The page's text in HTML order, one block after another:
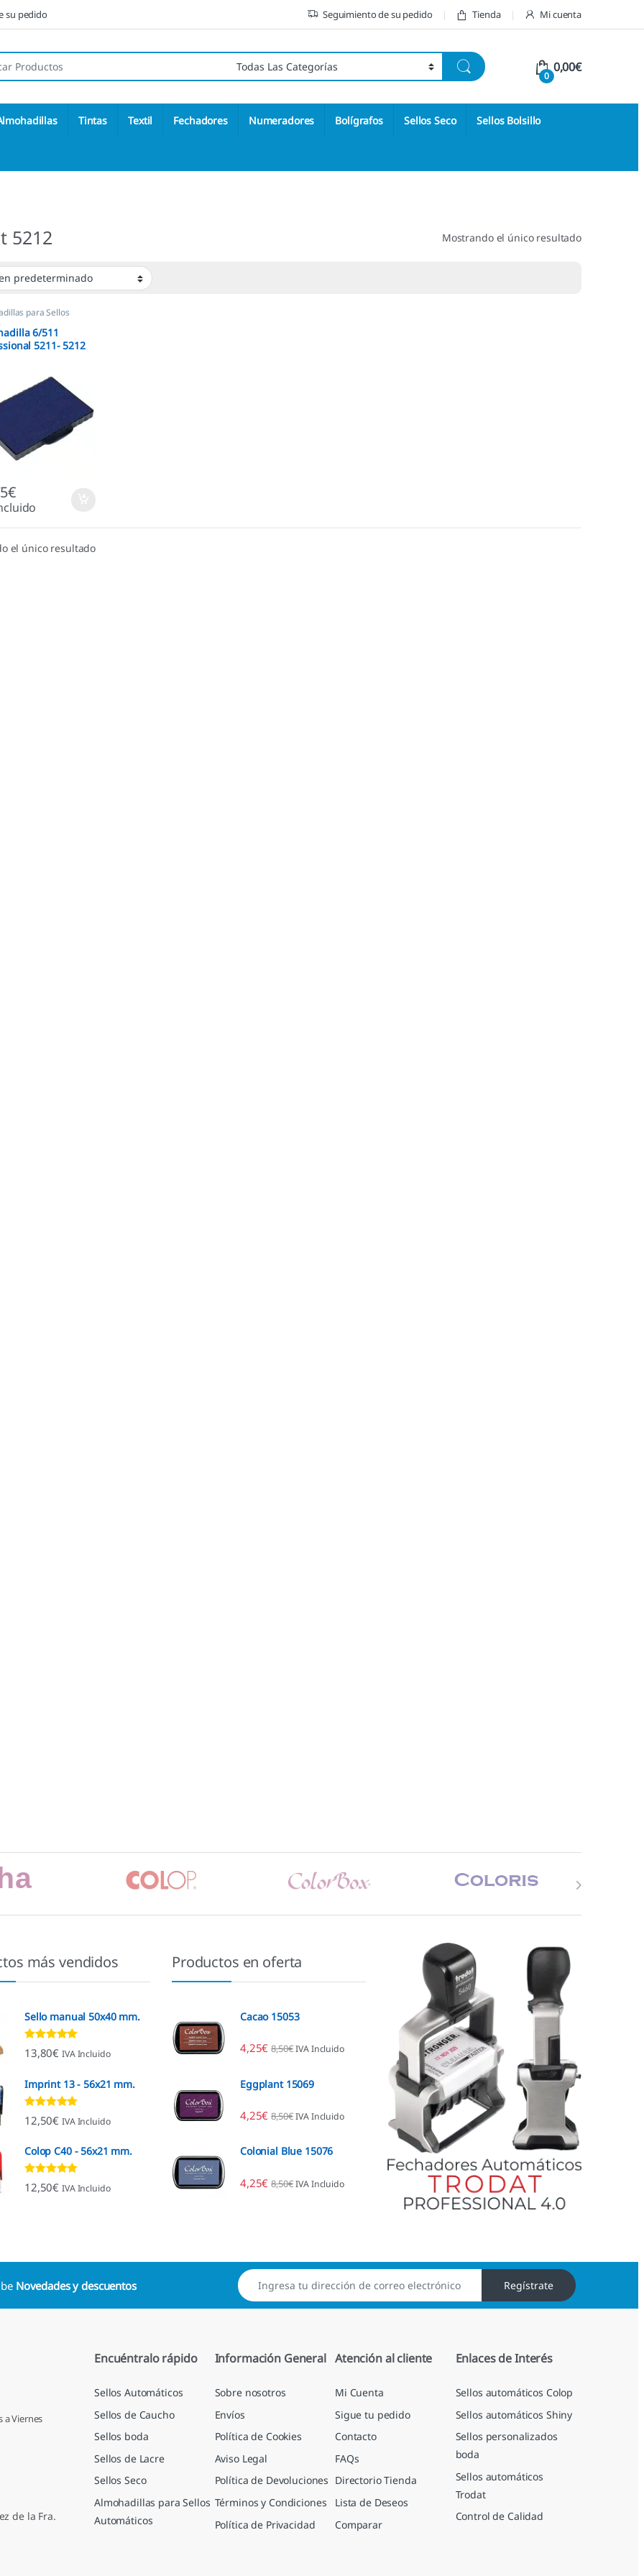
su pedido Seguimiento de su pedido Tienda Mi cuenta
de:
0
0,00€
Tintas Textil Fechadores Numeradores Bolígrafos Sellos Seco Sellos Bolsillo
5212 Mostrando el único resultado
para Sellos
,Almohadillas
6/511
5211- 5212
€
el único resultado
más vendidos
Sello manual 50x40 mm.
Valorado con
4.80de 5
13,80€ IVA Incluido
Imprint 13 - 56x21 mm.
Valorado con
4.96de 5
12,50€ IVA Incluido
Colop C40 - 56x21 mm.
Valorado con
4.89de 5
12,50€ IVA Incluido
Productos en oferta
Cacao 15053
4,25€ 8,50€ IVA Incluido
Eggplant 15069
4,25€ 8,50€ IVA Incluido
Colonial Blue 15076
4,25€ 8,50€ IVA Incluido
Novedades y descuentos Regístrate
a Viernes
de la Fra.
Encuéntralo rápido
Sellos Automáticos
Sellos de Caucho
Sellos boda
Sellos de Lacre
Sellos Seco
Almohadillas para Sellos
Automáticos
Información General
Sobre nosotros
Envíos
Política de Cookies
Aviso Legal
Política de Devoluciones
Términos y Condiciones
Política de Privacidad
Atención al cliente
Mi Cuenta
Sigue tu pedido
Contacto
FAQs
Directorio Tienda
Lista de Deseos
Comparar
Enlaces de Interés
Sellos automáticos Colop
Sellos automáticos Shiny
Sellos personalizados
boda
Sellos automáticos
Trodat
Control de Calidad